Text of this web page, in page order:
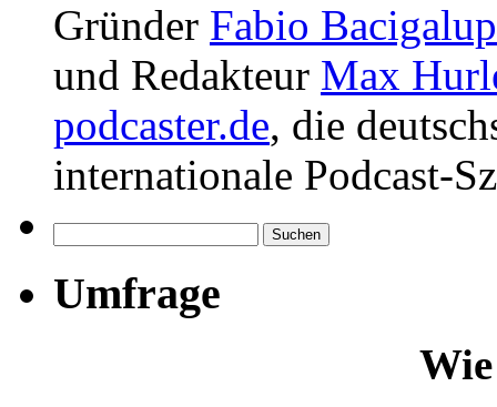
Gründer Fabio
und Redakteur Max
podcaster.de, die
internationale Podcast-
nach:
Umfrage